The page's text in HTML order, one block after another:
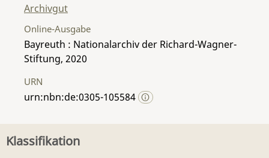
Archivgut
Online-Ausgabe
Bayreuth : Nationalarchiv der Richard-Wagner-
Stiftung, 2020
URN
urn:nbn:de:0305-105584
Klassifikation